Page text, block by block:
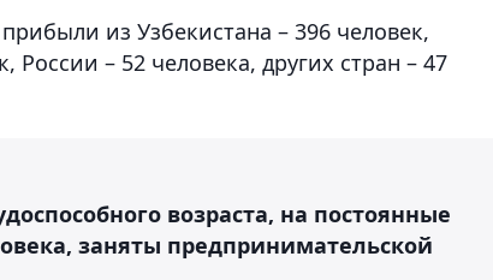
из Узбекистана – 396 человек,
– 52 человека, других стран – 47
возраста, на постоянные
заняты предпринимательской